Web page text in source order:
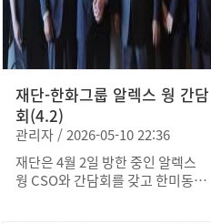
다. 거리는 떨어져 있지만, 이러한
순간들은 우리를 하나의 목표 아래
연결해 줍니다. 바로 그들의 희생을
기억하고 선양하며, 그 희생을 기억
하는 가치를 지켜가기위해서입니
다.
다고 강조했다. 이번 헌화는 향후
미측 주요 직위자들의 추모 활동을
더욱 활성화하는 계기가 될 것으로
평가되며, 해당 추모비가 한미동맹
의 역사와 가치를 상징하는 대표적
인 장소로 자리매김할 것으로 기대
된다.
재단-한화그룹 알렉스 웡 간담
회(4.2)
관리자 / 2026-05-10 22:36
재단은 4월 2일 방한 중인 알렉스
웡 CSO와 간담회를 갖고 한미동맹